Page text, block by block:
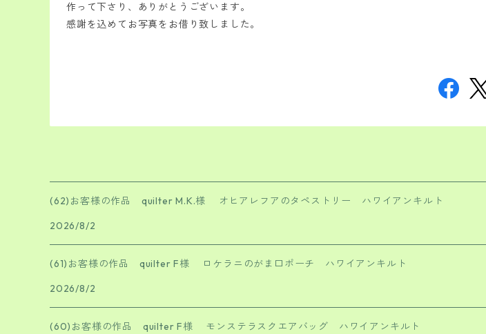
作って下さり、ありがとうございます。
感謝を込めてお写真をお借り致しました。
(62)お客様の作品 quilter M.K.様 オヒアレフアのタペストリー ハワイアンキルト
2026/8/2
(61)お客様の作品 quilter F様 ロケラニのがま口ポーチ ハワイアンキルト
2026/8/2
(60)お客様の作品 quilter F様 モンステラスクエアバッグ ハワイアンキルト